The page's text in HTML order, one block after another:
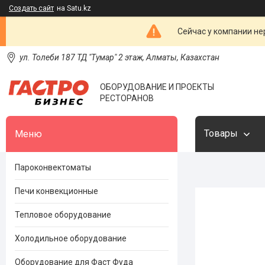
Создать сайт на Satu.kz
Сейчас у компании
ул. Толеби 187 ТД "Тумар" 2 этаж, Алматы, Казахстан
ОБОРУДОВАНИЕ И ПРОЕКТЫ
РЕСТОРАНОВ
Товары
Пароконвектоматы
Печи конвекционные
Тепловое оборудование
Холодильное оборудование
Оборудование для Фаст Фуда